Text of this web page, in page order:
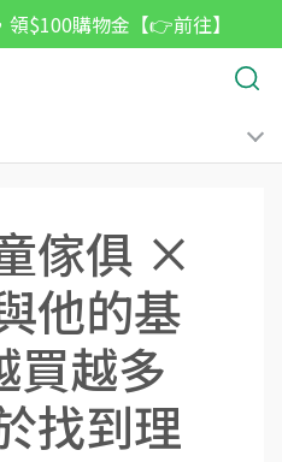
$100購物金【👉前往】
傢俱 ×
他的基
買越多
找到理